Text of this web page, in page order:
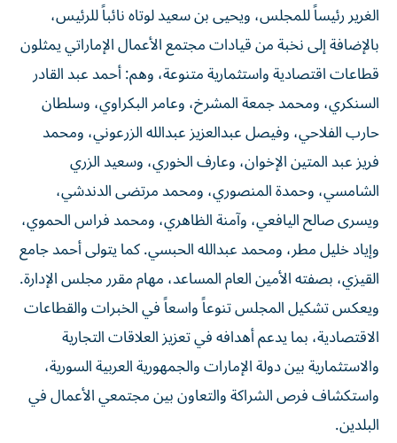
الغرير رئيساً للمجلس، ويحيى بن سعيد لوتاه نائباً للرئيس،
بالإضافة إلى نخبة من قيادات مجتمع الأعمال الإماراتي يمثلون
قطاعات اقتصادية واستثمارية متنوعة، وهم: أحمد عبد القادر
السنكري، ومحمد جمعة المشرخ، وعامر البكراوي، وسلطان
حارب الفلاحي، وفيصل عبدالعزيز عبدالله الزرعوني، ومحمد
فريز عبد المتين الإخوان، وعارف الخوري، وسعيد الزري
الشامسي، وحمدة المنصوري، ومحمد مرتضى الدندشي،
ويسرى صالح اليافعي، وآمنة الظاهري، ومحمد فراس الحموي،
وإياد خليل مطر، ومحمد عبدالله الحبسي. كما يتولى أحمد جامع
القيزي، بصفته الأمين العام المساعد، مهام مقرر مجلس الإدارة.
ويعكس تشكيل المجلس تنوعاً واسعاً في الخبرات والقطاعات
الاقتصادية، بما يدعم أهدافه في تعزيز العلاقات التجارية
والاستثمارية بين دولة الإمارات والجمهورية العربية السورية،
واستكشاف فرص الشراكة والتعاون بين مجتمعي الأعمال في
البلدين.